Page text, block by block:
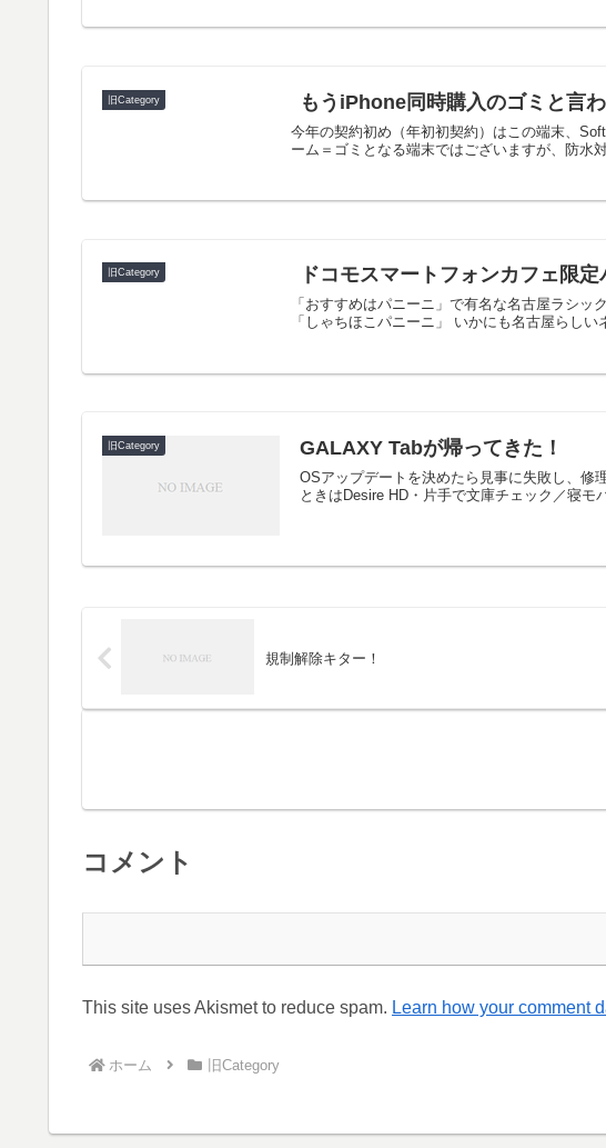
旧Category もうiPhone同時購入のゴミと
今年の契約初め（年初初契約）はこの端末、
ーム＝ゴミとなる端末ではございますが、防水
旧Category ドコモスマートフォンカフェ限
「おすすめはパニーニ」で有名な名古屋ラシ
「しゃちほこパニーニ」 いかにも名古屋らし
旧Category GALAXY Tabが帰ってきた！
OSアップデートを決めたら見事に失敗し、修
ときはDesire HD・片手で文庫チェック／寝モ
規制解除キター！
コメント
This site uses Akismet to reduce spam. Learn how your comment
ホーム 旧Category